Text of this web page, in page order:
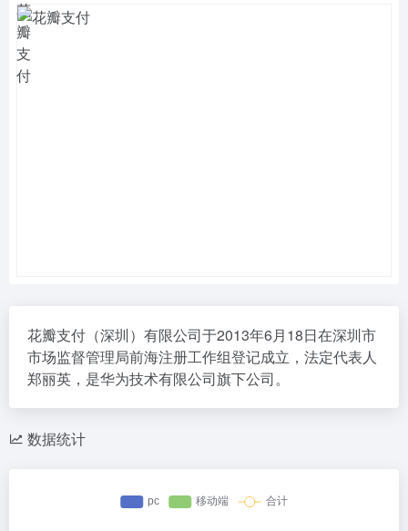
花瓣支付（深圳）有限公司于2013年6月18日在深圳市
市场监督管理局前海注册工作组登记成立，法定代表人
郑丽英，是华为技术有限公司旗下公司。
数据统计